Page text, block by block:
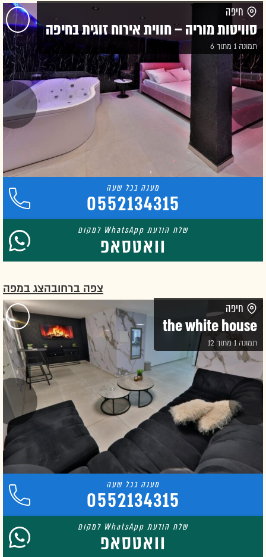
חיפה
סוויטות מוריה – חווית אירוח זוגית בחיפה
תמונה 1 מתוך 6
0552134315
וואטסאפ
צפה ברחובהצג במפה
חיפה
the white house
תמונה 1 מתוך 12
0552134315
וואטסאפ